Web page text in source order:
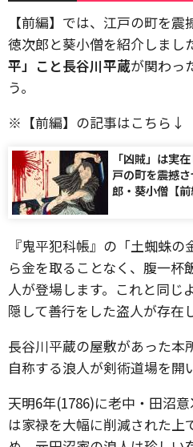
【前編】では、江戸の町を
徳次郎と葵小僧を紹介しまし
平」こと長谷川平蔵が関わっ
う。
※【前編】の記事はこちら↓
「凶賊」は実
戸の町を震撼
郎・葵小僧【前
『鬼平犯科帳』の「土蜘蛛
ら金を取ることなく、腹一杯
人が登場します。これと同じ
隠して善行をした盗人が存在
長谷川平蔵の屋敷があった本
自称する浪人が剣術道場を開
天明6年(1786)に老中・田沼
は家禄を大幅に削減された上